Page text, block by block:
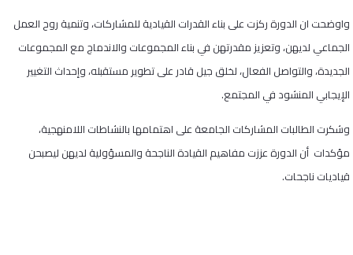
واوضحت ان الدورة ركزت على بناء القدرات القيادية للمشاركات، وتنمية روح العمل
الجماعي لديهن، وتعزيز مقدرتهن في بناء المجموعات والاندماج مع المجموعات
الجديدة، والتواصل الفعال، لخلق جيل قادر على تطوير مستقبله، وإحداث التغيير
الإيجابي المنشود في المجتمع.
وشكرت الطالبات المشاركات الجامعة على اهتمامها بالنشاطات اللامنهجية،
مؤكدات أن الدورة عززت مفاهيم القيادة الناجحة والمسؤولية لديهن ليصبحن
قياديات ناجحات.